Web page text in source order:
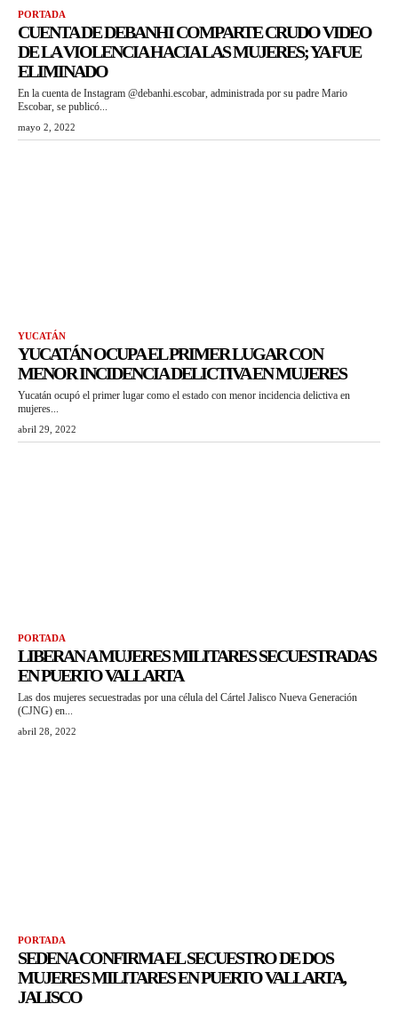
PORTADA
CUENTA DE DEBANHI COMPARTE CRUDO VIDEO
DE LA VIOLENCIA HACIA LAS MUJERES; YA FUE
ELIMINADO
En la cuenta de Instagram @debanhi.escobar, administrada por su padre Mario
Escobar, se publicó...
mayo 2, 2022
YUCATÁN
YUCATÁN OCUPA EL PRIMER LUGAR CON
MENOR INCIDENCIA DELICTIVA EN MUJERES
Yucatán ocupó el primer lugar como el estado con menor incidencia delictiva en
mujeres...
abril 29, 2022
PORTADA
LIBERAN A MUJERES MILITARES SECUESTRADAS
EN PUERTO VALLARTA
Las dos mujeres secuestradas por una célula del Cártel Jalisco Nueva Generación
(CJNG) en...
abril 28, 2022
PORTADA
SEDENA CONFIRMA EL SECUESTRO DE DOS
MUJERES MILITARES EN PUERTO VALLARTA,
JALISCO